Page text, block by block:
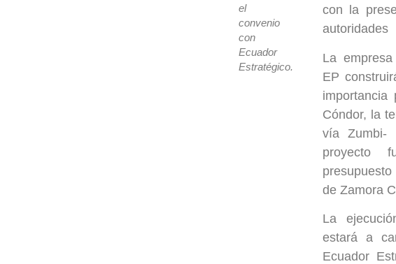
el
convenio
con
Ecuador
Estratégico.
con la
autoridades
La
EP
Cóndor, la
vía Zumbi-
proyecto
de Zamora
La
estará a
Ecuador